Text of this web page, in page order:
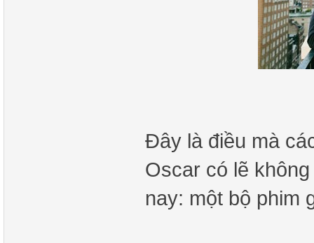
Đây là điều mà
Oscar có lẽ
nay: một bộ phim